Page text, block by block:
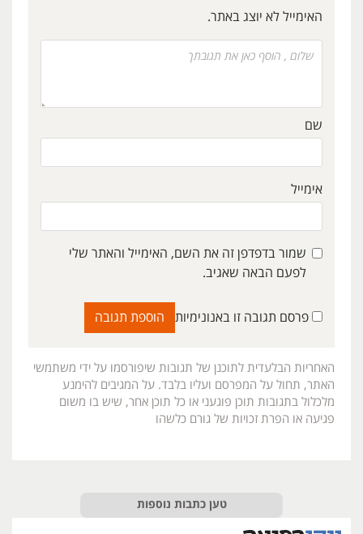
האימייל לא יוצג באתר.
שם
אימייל
שמור בדפדפן זה את השם, האימייל והאתר שלי
לפעם הבאה שאגיב.
פרסם תגובה זו באנונימיות
האחריות הבלעדית לתוכנן של תגובות שיפורסמו על ידי משתמשי
האתר, תחול על המפרסם ועליו בלבד. על המגיבים להימנע
מלכלול בתגובות תוכן פוגעני או כל תוכן אחר, שיש בו משום
פגיעה או הפרת זכויות של גורם כלשהו
טען כתבות נוספות